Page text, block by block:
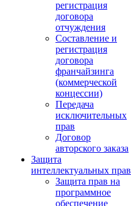
регистрация
договора
отчуждения
Составление и
регистрация
договора
франчайзинга
(коммерческой
концессии)
Передача
исключительных
прав
Договор
авторского заказа
Защита
интеллектуальных прав
Защита прав на
программное
обеспечение